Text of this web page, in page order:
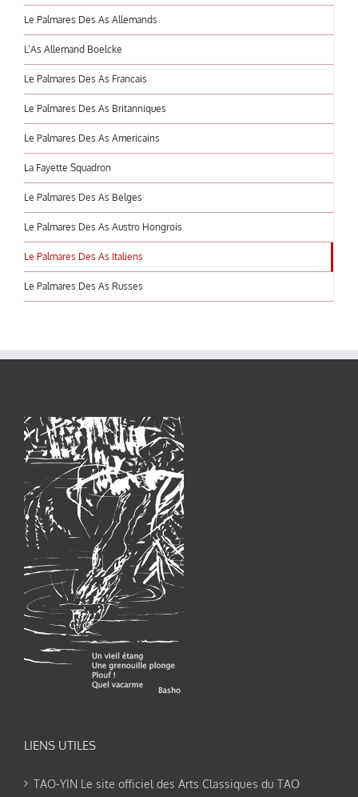
Le Palmares Des As Allemands
L’As Allemand Boelcke
Le Palmares Des As Francais
Le Palmares Des As Britanniques
Le Palmares Des As Americains
La Fayette Squadron
Le Palmares Des As Belges
Le Palmares Des As Austro Hongrois
Le Palmares Des As Italiens
Le Palmares Des As Russes
LIENS UTILES
TAO-YIN Le site officiel des Arts Classiques du TAO